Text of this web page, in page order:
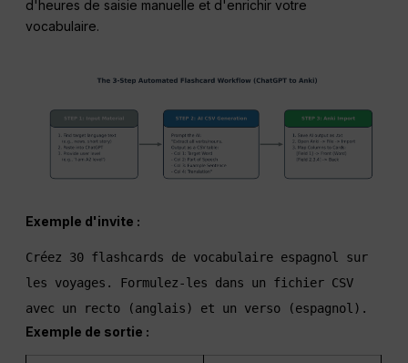
d'heures de saisie manuelle et d'enrichir votre
vocabulaire.
Exemple d'invite :
Créez 30 flashcards de vocabulaire espagnol sur
les voyages. Formulez-les dans un fichier CSV
avec un recto (anglais) et un verso (espagnol).
Exemple de sortie :